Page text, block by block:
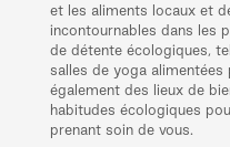
et les aliments locaux et
incontournables dans les
de détente écologiques,
salles de yoga
également des lieux de
habitudes écologiques
prenant soin de vous.